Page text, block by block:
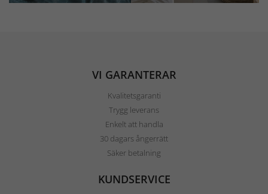
VI GARANTERAR
Kvalitetsgaranti
Trygg leverans
Enkelt att handla
30 dagars ångerrätt
Säker betalning
KUNDSERVICE